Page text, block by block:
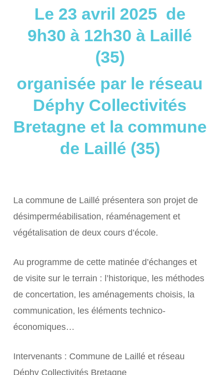
Le 23 avril 2025 de
9h30 à 12h30 à Laillé
(35)
organisée par le réseau
Déphy Collectivités
Bretagne et la commune
de Laillé (35)
La commune de Laillé présentera son projet de
désimperméabilisation, réaménagement et
végétalisation de deux cours d’école.
Au programme de cette matinée d’échanges et
de visite sur le terrain : l’historique, les méthodes
de concertation, les aménagements choisis, la
communication, les éléments technico-
économiques…
Intervenants : Commune de Laillé et réseau
Déphy Collectivités Bretagne